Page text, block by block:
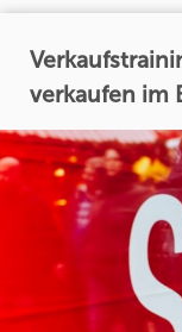
verkaufen im